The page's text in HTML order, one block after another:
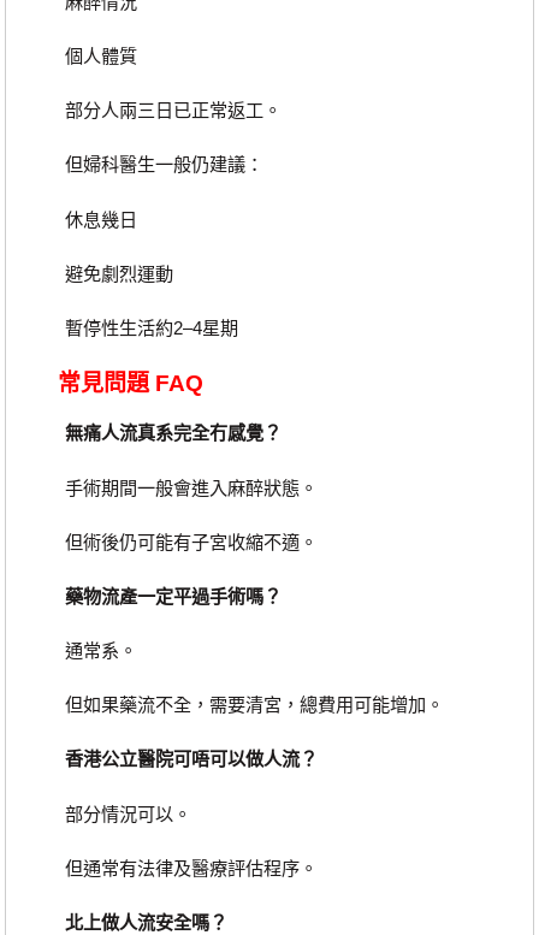
個人體質
部分人兩三日已正常返工。
但婦科醫生一般仍建議：
休息幾日
避免劇烈運動
暫停性生活約2–4星期
常見問題 FAQ
無痛人流真系完全冇感覺？
手術期間一般會進入麻醉狀態。
但術後仍可能有子宮收縮不適。
藥物流產一定平過手術嗎？
通常系。
但如果藥流不全，需要清宮，總費用可能增加。
香港公立醫院可唔可以做人流？
部分情況可以。
但通常有法律及醫療評估程序。
北上做人流安全嗎？